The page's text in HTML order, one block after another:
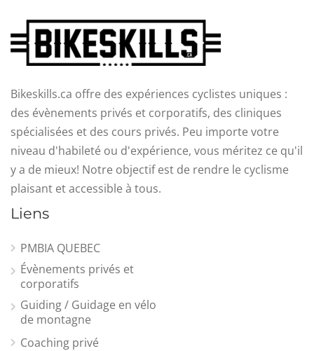
Bikeskills.ca offre des expériences cyclistes uniques :
des évènements privés et corporatifs, des cliniques
spécialisées et des cours privés. Peu importe votre
niveau d'habileté ou d'expérience, vous méritez ce qu'il
y a de mieux! Notre objectif est de rendre le cyclisme
plaisant et accessible à tous.
Liens
PMBIA QUEBEC
Évènements privés et
corporatifs
Guiding / Guidage en vélo
de montagne
Coaching privé